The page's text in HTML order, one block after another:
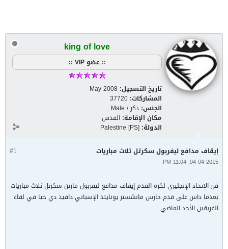
king of love
:: عضو VIP ::
تاريخ التسجيل: May 2008
المشاركات: 37720
الجنس: ذكر / Male
مكان الإقامة: القدس
الدولة: Palestine [PS]
#1 إيقاف مدافع ليفربول سكرتل ثلاث مباريات
04-04-2015, 11:04 PM
قرر الاتحاد الإنجليزي لكرة القدم إيقاف مدافع ليفربول مارتن سكرتل ثلاث مباريات
بعدما داس على قدم حارس مانشستر يونايتد الإسباني دافيد دي خيا في لقاء
الفريقين الأحد الماضي.